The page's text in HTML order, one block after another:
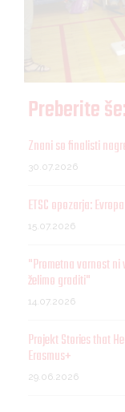
Preberite
Znani so finalisti
30.07.2026
ETSC opozarja:
15.07.2026
"Prometna varnost
želimo graditi"
14.07.2026
Projekt Stories that
Erasmus+
29.06.2026